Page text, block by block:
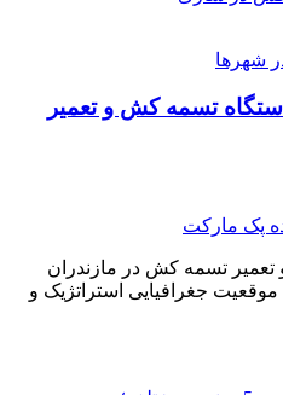
شهرها
خرید 5 نوع دستگاه تسمه کش و تعمیر
پک مارکت
تعمیر تسمه کش در مازندران
جغرافیایی استراتژیک و